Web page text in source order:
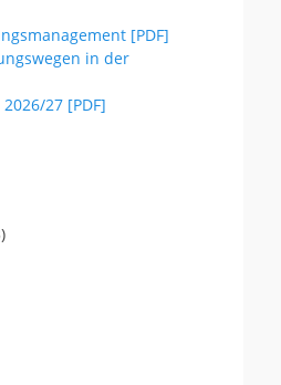
[PDF]
in der
27 [PDF]